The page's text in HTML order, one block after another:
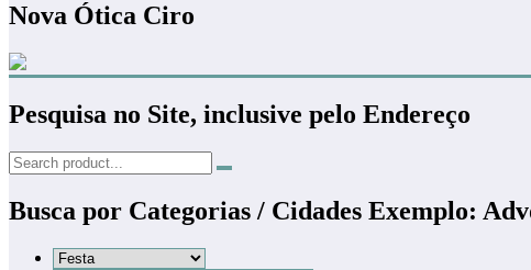
Nova Ótica Ciro
Pesquisa no Site, inclusive pelo Endereço
Busca por Categorias / Cidades Exemplo: